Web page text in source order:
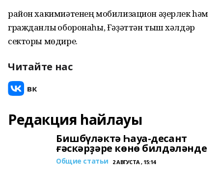
район хакимиәтенең мобилизацион әҙерлек hәм
гражданлыҡ оборонаһы, Ғәҙәттән тыш хәлдәр
секторы мөдире.
Читайте нас
Редакция һайлауы
Бишбүләктә Һауа-десант
ғәскәрҙәре көнө билдәләнде
Общие статьи 2 АВГУСТА , 15:14